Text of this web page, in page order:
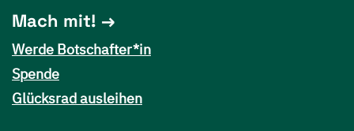
Mach mit!
Werde Botschafter*in
Spende
Glücksrad ausleihen